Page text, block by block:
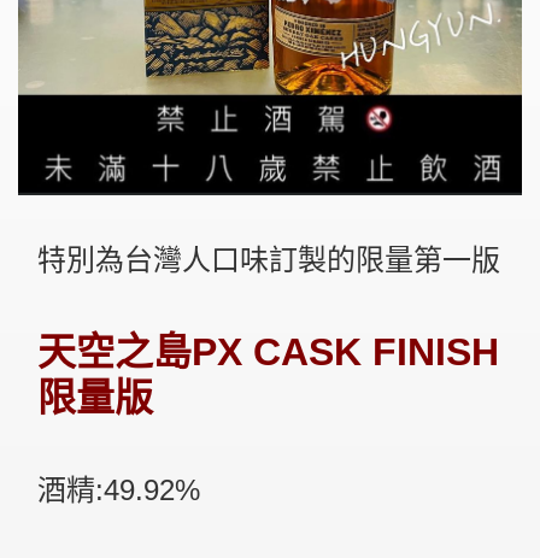
特別為台灣人口味訂製的限量第一版
天空之島PX CASK FINISH
限量版
酒精:49.92%